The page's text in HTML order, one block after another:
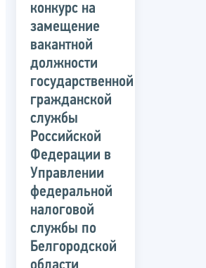
конкурс на
замещение
вакантной
должности
государственной
гражданской
службы
Российской
Федерации в
Управлении
федеральной
налоговой
службы по
Белгородской